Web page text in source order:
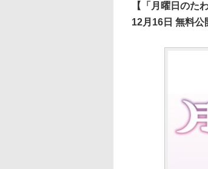
【「月曜日のた
12月16日 無料公